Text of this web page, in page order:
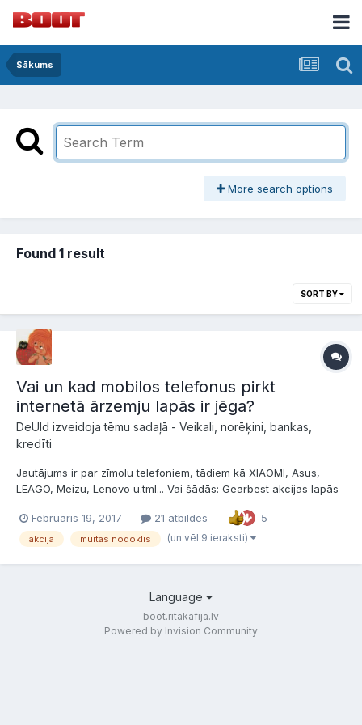
Sākums
More search options
Found 1 result
SORT BY
Vai un kad mobilos telefonus pirkt
internetā ārzemju lapās ir jēga?
DeUld izveidoja tēmu sadaļā - Veikali, norēķini, bankas,
kredīti
Jautājums ir par zīmolu telefoniem, tādiem kā XIAOMI, Asus,
LEAGO, Meizu, Lenovo u.tml... Vai šādās: Gearbest akcijas lapās
iegādāties? Vai muitas nodokli tāda pirkuma gadījumā ir
iespējams apiet, ja pārdevējs norāda, ka tā ir dāva...
Februāris 19, 2017 21 atbildes 5
akcija muitas nodoklis (un vēl 9 ieraksti)
Language
boot.ritakafija.lv
Powered by Invision Community